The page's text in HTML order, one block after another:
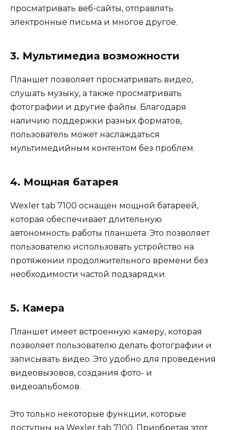
просматривать веб-сайты, отправлять
электронные письма и многое другое.
3. Мультимедиа возможности
Планшет позволяет просматривать видео,
слушать музыку, а также просматривать
фотографии и другие файлы. Благодаря
наличию поддержки разных форматов,
пользователь может наслаждаться
мультимедийным контентом без проблем.
4. Мощная батарея
Wexler tab 7100 оснащен мощной батареей,
которая обеспечивает длительную
автономность работы планшета. Это позволяет
пользователю использовать устройство на
протяжении продолжительного времени без
необходимости частой подзарядки.
5. Камера
Планшет имеет встроенную камеру, которая
позволяет пользователю делать фотографии и
записывать видео. Это удобно для проведения
видеовызовов, создания фото- и
видеоальбомов.
Это только некоторые функции, которые
доступны на Wexler tab 7100. Приобретая этот